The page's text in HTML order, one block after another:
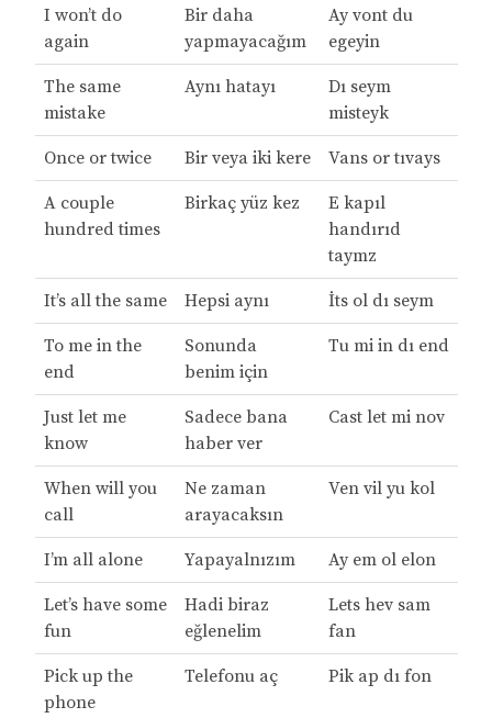
I won’t do
again
Bir daha
yapmayacağım
Ay vont du
egeyin
The same
mistake
Aynı hatayı
Dı seym
misteyk
Once or twice Bir veya iki kere Vans or tıvays
A couple
hundred times
Birkaç yüz kez
E kapıl
handırıd
taymz
It’s all the same Hepsi aynı İts ol dı seym
To me in the
end
Sonunda
benim için
Tu mi in dı end
Just let me
know
Sadece bana
haber ver
Cast let mi nov
When will you
call
Ne zaman
arayacaksın
Ven vil yu kol
I’m all alone Yapayalnızım Ay em ol elon
Let’s have some
fun
Hadi biraz
eğlenelim
Lets hev sam
fan
Pick up the
phone
Telefonu aç Pik ap dı fon